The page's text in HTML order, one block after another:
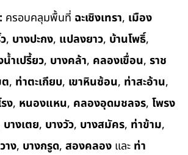
ครอบคลุมพื้นที่ ฉะเชิงเทรา, เมือง
, บางปะกง, แปลงยาว, บ้านโพธิ์,
น้ำเปรี้ยว, บางคล้า, คลองเขื่อน, ราช
, ท่าตะเกียบ, เขาหินซ้อน, ท่าสะอ้าน,
ง, หนองแหน, คลองอุดมชลจร, โพรง
บางเตย, บางวัว, บางสมัคร, ท่าข้าม,
าง, บางกรูด, สองคลอง และ ท่า